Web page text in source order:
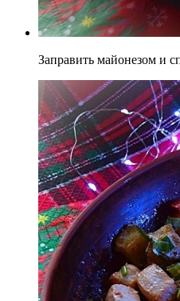
Заправить майонезом и